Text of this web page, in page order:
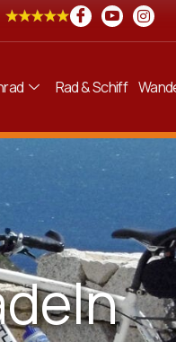
Rad & Schiff